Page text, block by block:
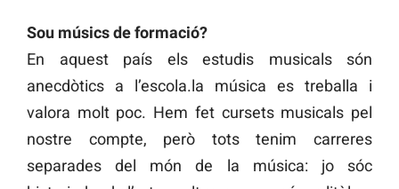
Sou músics de formació?
En aquest país els estudis musicals són
anecdòtics a l’escola.la música es treballa i
valora molt poc. Hem fet cursets musicals pel
nostre compte, però tots tenim carreres
separades del món de la música: jo sóc